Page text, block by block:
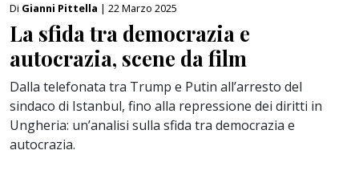
Di Gianni Pittella | 22 Marzo 2025
La sfida tra democrazia e
autocrazia, scene da film
Dalla telefonata tra Trump e Putin all’arresto del
sindaco di Istanbul, fino alla repressione dei diritti in
Ungheria: un’analisi sulla sfida tra democrazia e
autocrazia.